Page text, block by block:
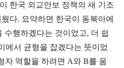
한국 외교안보 정책의 새 기조
웠다. 요약하면 한국이 동북아에
수행하겠다는 것이었고, 더 쉽
에서 균형을 잡겠다는 뜻이었
자 역할을 하려면 A와 B를 움